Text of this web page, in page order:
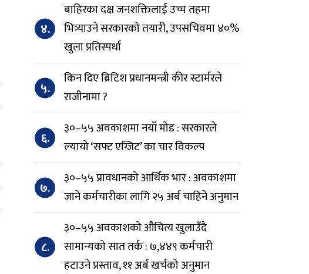
४.
बाहिरका दक्ष जनशक्तिलाई उच्च तहमा
भित्र्याउने सरकारको तयारी, उपसचिवमा ४०%
खुला प्रतिस्पर्धा
५.
किन दिए ब्रिटिश प्रधानमन्त्री कीर स्टार्मरले
राजीनामा ?
६.
३०–५५ अवकाशमा नयाँ मोड : सरकारले
ल्यायो ‘सफ्ट एग्जिट’ का चार विकल्प
७.
३०–५५ प्रावधानको आर्थिक भार : अवकाशमा
जाने कर्मचारीका लागि २५ अर्ब चाहिने अनुमान
८.
३०–५५ अवकाशको औचित्य खुलाउँदै
सामान्यको सात तर्क : ७,४४९ कर्मचारी
हटाउने प्रस्ताव, ११ अर्ब खर्चको अनुमान